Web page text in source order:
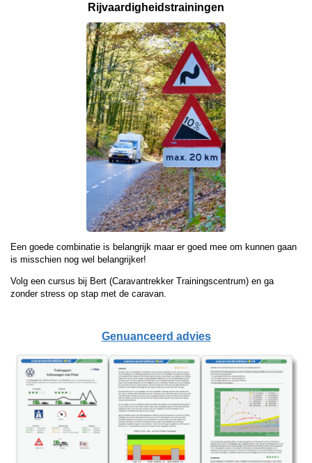
Rijvaardigheids­trainingen
Een goede combinatie is belangrijk maar er goed mee om kunnen gaan
is misschien nog wel belangrijker!
Volg een cursus bij Bert (Caravantrekker Trainingscentrum) en ga
zonder stress op stap met de caravan.
Genuanceerd advies